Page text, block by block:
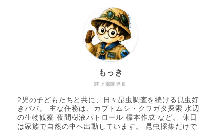
陸上部隊隊長
もっき
2児の子どもたちと共に、日々昆虫調査を続ける昆虫好
きパパ。 主な任務は、カブトムシ・クワガタ探索 水辺
の生物観察 夜間樹液パトロール 標本作成 など。 休日
は家族で自然の中へ出動しています。 昆虫採集だけで